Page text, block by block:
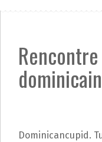
t
Dominicancupid.